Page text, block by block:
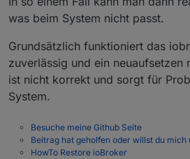
als ich das Backup brauchte,
Fehlermeldung erstellt
Jedenfalls war meine letzte
Komplettbackup.
was beim System nicht passt.
Grundsätzlich funktioniert das
zuverlässig und ein neuaufsetzen
ist nicht korrekt und sorgt für
System.
Besuche meine Github Seite
Beitrag hat geholfen oder willst du mich
HowTo Restore ioBroker